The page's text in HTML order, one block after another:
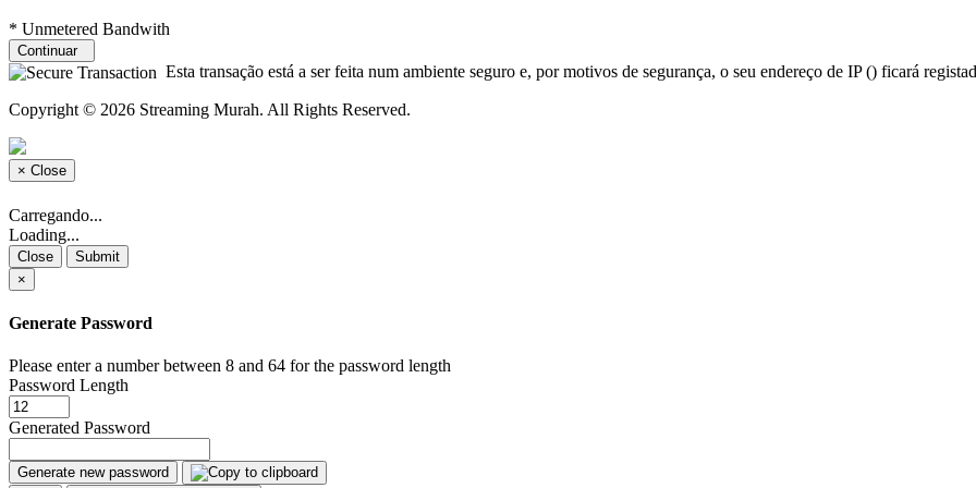
* Unmetered Bandwith
Continuar
Esta transação está a ser feita num ambiente seguro e, por motivos de segurança, o seu endereço de IP () ficará
Copyright © 2026 Streaming Murah. All Rights Reserved.
× Close
Carregando...
Loading...
Close
Submit
×
Generate Password
Please enter a number between 8 and 64 for the password length
Password Length
Generated Password
Generate new password